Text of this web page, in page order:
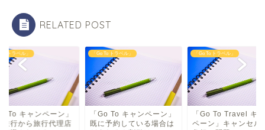
RELATED POST
トラベル」
To キャンペーン」
旅行から旅行代理店
「Go To トラベル」
「Go To キャンペーン」
既に予約している場合は
「Go To トラベル」
「Go To Travel キ
ペーン」キャンセル